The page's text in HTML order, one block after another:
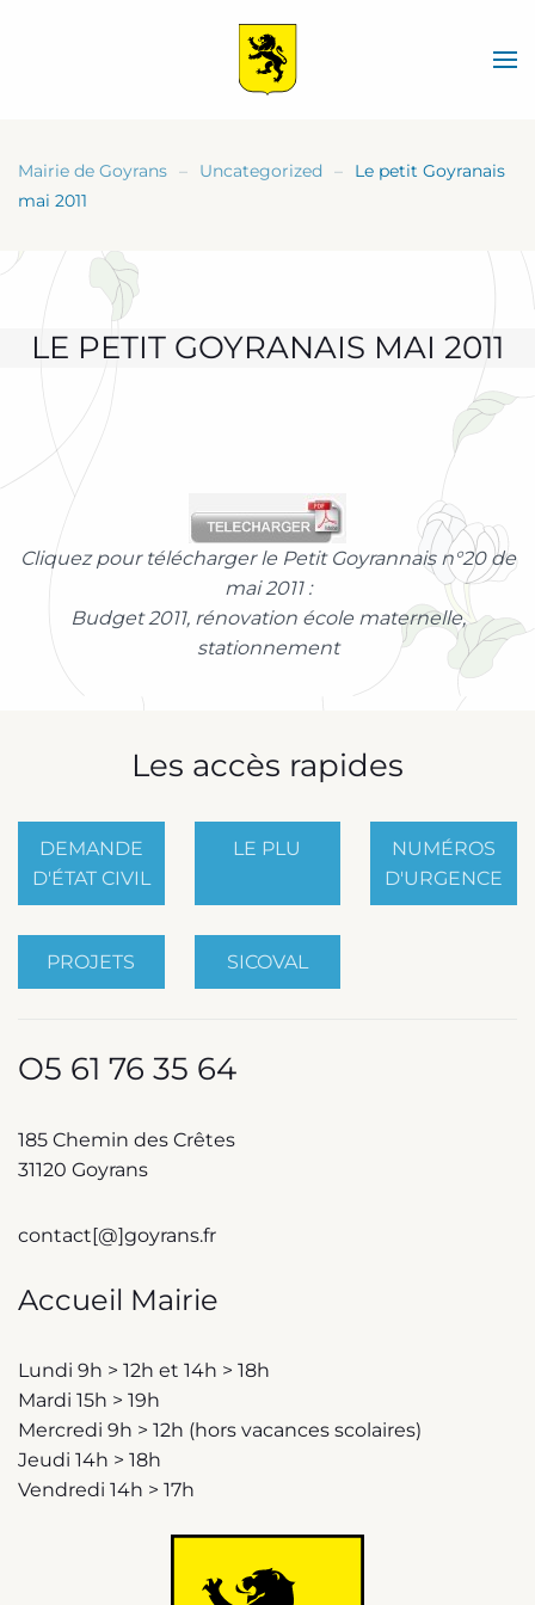
Mairie de Goyrans Uncategorized
Le petit Goyranais
mai 2011
LE PETIT GOYRANAIS MAI 2011
Cliquez pour télécharger le Petit Goyrannais n°20 de
mai 2011 :
Budget 2011, rénovation école maternelle,
stationnement
Les accès rapides
DEMANDE
D'ÉTAT CIVIL
LE PLU
NUMÉROS
D'URGENCE
PROJETS SICOVAL
O5 61 76 35 64
185 Chemin des Crêtes
31120 Goyrans
contact[@]goyrans.fr
Accueil Mairie
Lundi 9h > 12h et 14h > 18h
Mardi 15h > 19h
Mercredi 9h > 12h (hors vacances scolaires)
Jeudi 14h > 18h
Vendredi 14h > 17h